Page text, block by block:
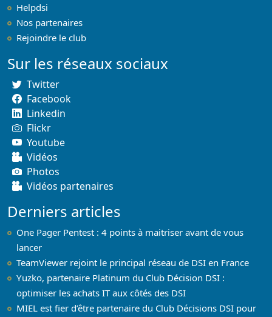
Helpdsi
Nos partenaires
Rejoindre le club
Sur les réseaux sociaux
Twitter
Facebook
Linkedin
Flickr
Youtube
Vidéos
Photos
Vidéos partenaires
Derniers articles
One Pager Pentest : 4 points à maitriser avant de vous
lancer
TeamViewer rejoint le principal réseau de DSI en France
Yuzko, partenaire Platinum du Club Décision DSI :
optimiser les achats IT aux côtés des DSI
MIEL est fier d’être partenaire du Club Décisions DSI pour